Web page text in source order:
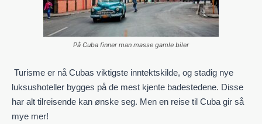
På Cuba finner man masse gamle biler
Turisme er nå Cubas viktigste inntektskilde, og stadig nye
luksushoteller bygges på de mest kjente badestedene. Disse
har alt tilreisende kan ønske seg. Men en reise til Cuba gir så
mye mer!